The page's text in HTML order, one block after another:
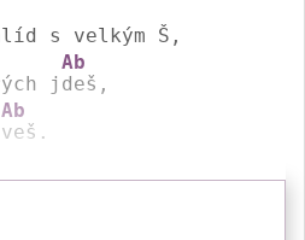
s velkým Š,
j
Ab
deš,
Ab
veš.